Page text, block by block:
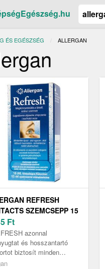
ÉS EGÉSZSÉG JELENLEGI:
ALLERGAN
REFRESH
SZEMCSEPP 15
Ft
azonnal
és hosszantartó
biztosít minden
viselőnek. Az